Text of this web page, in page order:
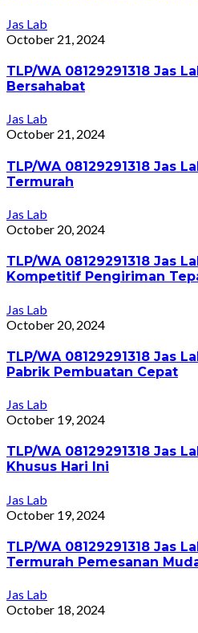
Jas Lab
October 21, 2024
TLP/WA 08129291318 Jas
Bersahabat
Jas Lab
October 21, 2024
TLP/WA 08129291318 Jas
Termurah
Jas Lab
October 20, 2024
TLP/WA 08129291318 Jas
Kompetitif Pengiriman
Jas Lab
October 20, 2024
TLP/WA 08129291318 Jas
Pabrik Pembuatan Cepat
Jas Lab
October 19, 2024
TLP/WA 08129291318 Jas
Khusus Hari Ini
Jas Lab
October 19, 2024
TLP/WA 08129291318 Jas
Termurah Pemesanan
Jas Lab
October 18, 2024